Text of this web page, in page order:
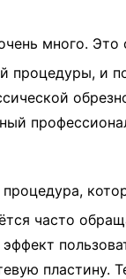
много.
процедуры, и
часто
пластину.